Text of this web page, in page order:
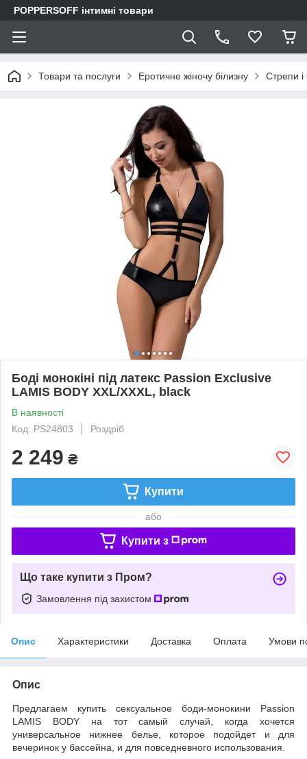
POPPERSOFF інтимні товари
Товари та послуги Еротичне жіночу білизну Стрепи і
Боді монокіні під латекс Passion Exclusive
LAMIS BODY XXL/XXXL, black
В наявності
Код: PS24803
Роздріб
2 249 ₴
Купити
або
Купити з
Що таке купити з Пром?
Замовлення під захистом
Опис Характеристики Доставка Оплата Умови
Опис
Предлагаем купить сексуальное боди-монокини Passion
LAMIS BODY на тот самый случай, когда хочется
универсальное нижнее белье, которое подойдет и для
вечеринок у бассейна, и для повседневного использования.